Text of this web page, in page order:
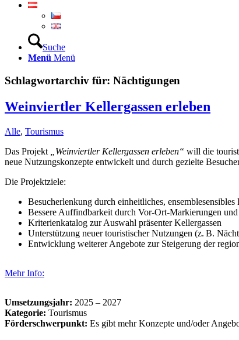
Suche
Menü Menü
Schlagwortarchiv für: Nächtigungen
Weinviertler Kellergassen erleben
Alle, Tourismus
Das Projekt
„Weinviertler Kellergassen erleben“ will die
neue Nutzungskonzepte entwickelt und durch gezielte
Die Projektziele:
Besucherlenkung durch einheitliches, ensemblesensibles
Bessere Auffindbarkeit durch Vor-Ort-Markierungen
Kriterienkatalog zur Auswahl präsenter Kellergassen
Unterstützung neuer touristischer Nutzungen (z. B.
Entwicklung weiterer Angebote zur Steigerung der
Mehr Info:
Umsetzungsjahr: 2025 – 2027
Kategorie: Tourismus
Förderschwerpunkt: Es gibt mehr Konzepte und/oder